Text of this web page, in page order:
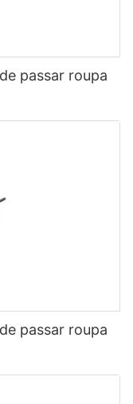
passar roupa
passar roupa